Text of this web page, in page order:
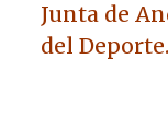
Junta de
del Deporte.